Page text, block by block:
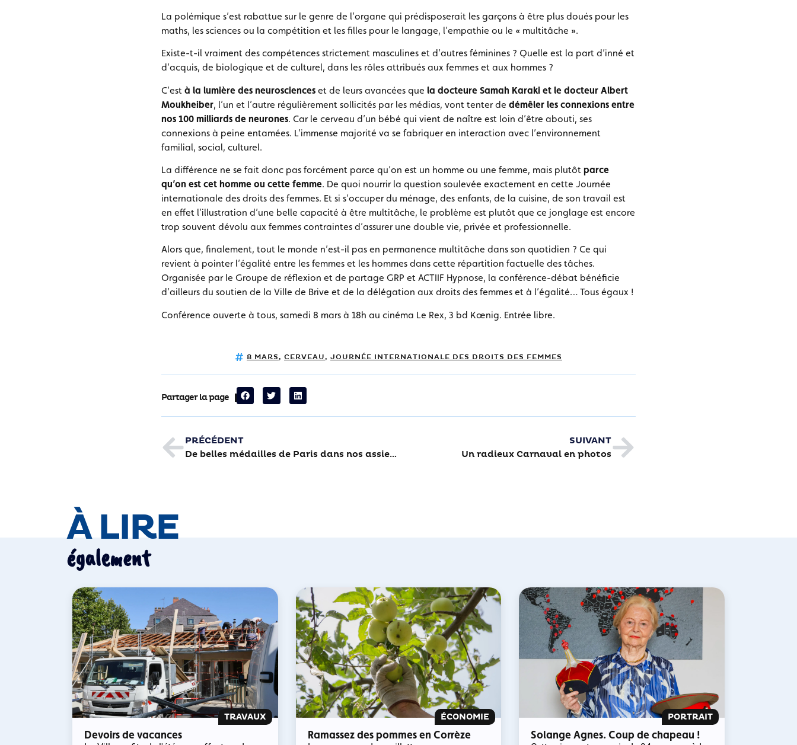
La polémique s’est rabattue sur le genre de l’organe qui prédisposerait les garçons à être plus doués pour les
maths, les sciences ou la compétition et les filles pour le langage, l’empathie ou le « multitâche ».
Existe-t-il vraiment des compétences strictement masculines et d’autres féminines ? Quelle est la part d’inné et
d’acquis, de biologique et de culturel, dans les rôles attribués aux femmes et aux hommes ?
C’est à la lumière des neurosciences et de leurs avancées que la docteure Samah Karaki et le docteur Albert
Moukheiber, l’un et l’autre régulièrement sollicités par les médias, vont tenter de démêler les connexions entre
nos 100 milliards de neurones. Car le cerveau d’un bébé qui vient de naître est loin d’être abouti, ses
connexions à peine entamées. L’immense majorité va se fabriquer en interaction avec l’environnement
familial, social, culturel.
La différence ne se fait donc pas forcément parce qu’on est un homme ou une femme, mais plutôt parce
qu’on est cet homme ou cette femme. De quoi nourrir la question soulevée exactement en cette Journée
internationale des droits des femmes. Et si s’occuper du ménage, des enfants, de la cuisine, de son travail est
en effet l’illustration d’une belle capacité à être multitâche, le problème est plutôt que ce jonglage est encore
trop souvent dévolu aux femmes contraintes d’assurer une double vie, privée et professionnelle.
Alors que, finalement, tout le monde n’est-il pas en permanence multitâche dans son quotidien ? Ce qui
revient à pointer l’égalité entre les femmes et les hommes dans cette répartition factuelle des tâches.
Organisée par le Groupe de réflexion et de partage GRP et ACTIIF Hypnose, la conférence-débat bénéficie
d’ailleurs du soutien de la Ville de Brive et de la délégation aux droits des femmes et à l’égalité… Tous égaux !
Conférence ouverte à tous, samedi 8 mars à 18h au cinéma Le Rex, 3 bd Kœnig. Entrée libre.
8 MARS, CERVEAU, JOURNÉE INTERNATIONALE DES DROITS DES FEMMES
Partager la page
PRÉCÉDENT
De belles médailles de Paris dans nos assiettes
SUIVANT
Un radieux Carnaval en photos
À LIRE
également
TRAVAUX
Devoirs de vacances
ÉCONOMIE
Ramassez des pommes en Corrèze
PORTRAIT
Solange Agnes. Coup de chapeau !